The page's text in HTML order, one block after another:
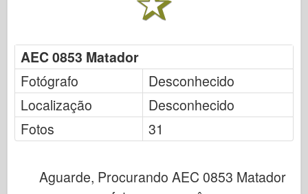
AEC 0853 Matador
Fotógrafo
Desconhecido
Localização
Desconhecido
Fotos
31
Aguarde, Procurando AEC 0853 Matador